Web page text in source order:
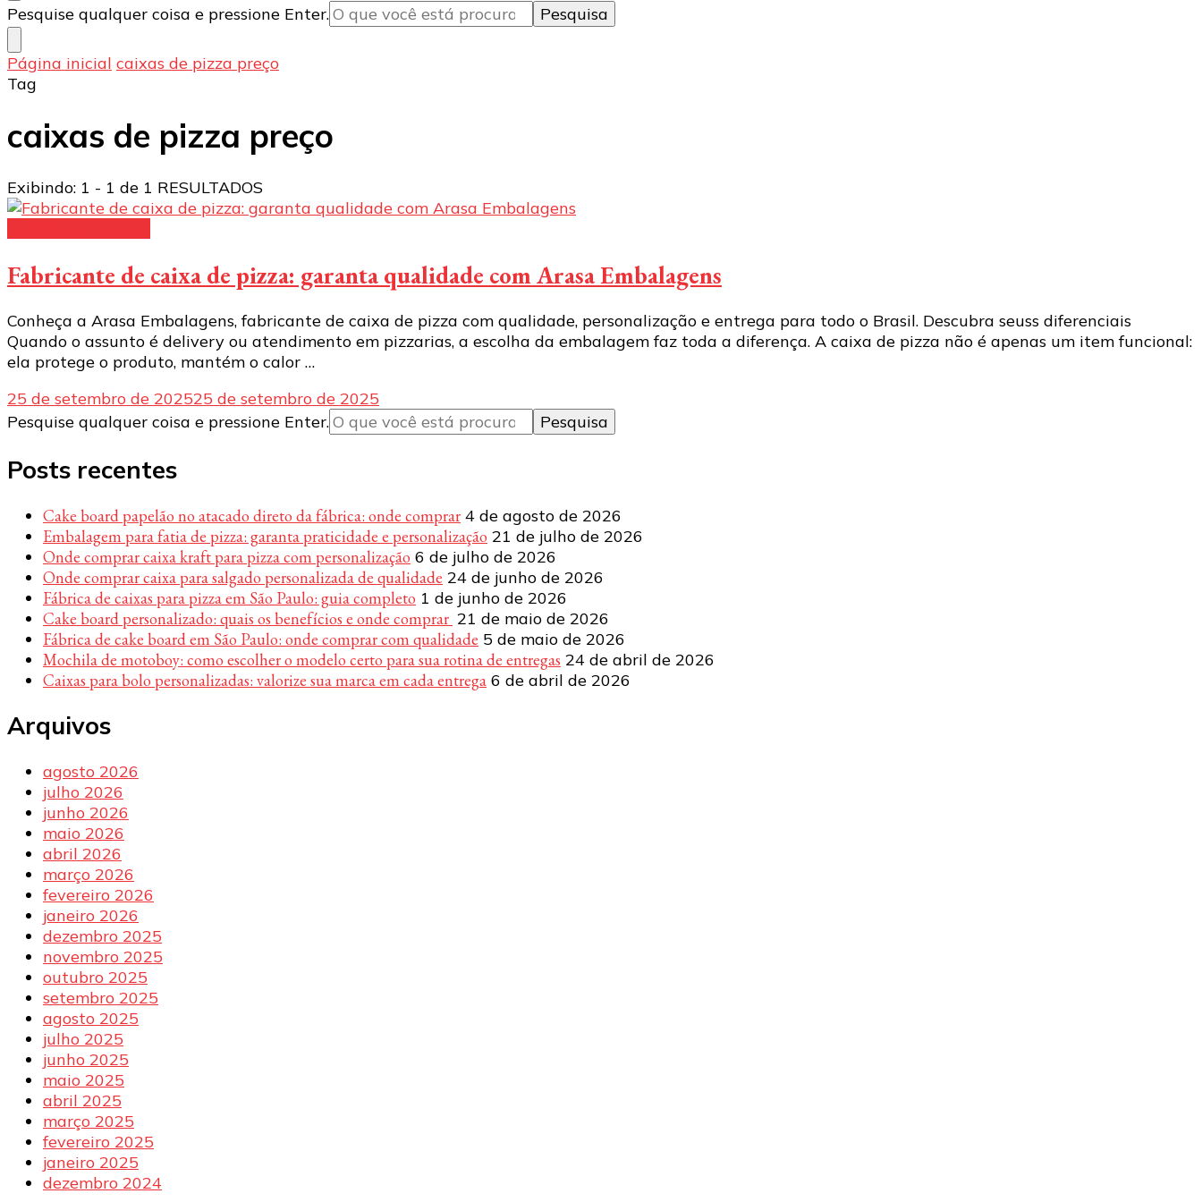
Procurando
algo?
Pesquise qualquer coisa e pressione Enter.
Página inicial caixas de pizza preço
Tag
caixas de pizza preço
Exibindo: 1 - 1 de 1 RESULTADOS
Fabricante de caixa de pizza: garanta qualidade com Arasa Embalagens
Conheça a Arasa Embalagens, fabricante de caixa de pizza com qualidade, personalização e entrega para todo o Brasil. Descubra seuss diferenciais
Quando o assunto é delivery ou atendimento em pizzarias, a escolha da embalagem faz toda a diferença. A caixa de pizza não é apenas um item funcional:
ela protege o produto, mantém o calor …
25 de setembro de 202525 de setembro de 2025
Procurando
Pesquise qualquer coisa e pressione Enter.
Posts recentes
Cake board papelão no atacado direto da fábrica: onde comprar 4 de agosto de 2026
Embalagem para fatia de pizza: garanta praticidade e personalização 21 de julho de 2026
Onde comprar caixa kraft para pizza com personalização 6 de julho de 2026
Onde comprar caixa para salgado personalizada de qualidade 24 de junho de 2026
Fábrica de caixas para pizza em São Paulo: guia completo 1 de junho de 2026
Cake board personalizado: quais os benefícios e onde comprar 21 de maio de 2026
Fábrica de cake board em São Paulo: onde comprar com qualidade 5 de maio de 2026
Mochila de motoboy: como escolher o modelo certo para sua rotina de entregas 24 de abril de 2026
Caixas para bolo personalizadas: valorize sua marca em cada entrega 6 de abril de 2026
Arquivos
agosto 2026
julho 2026
junho 2026
maio 2026
abril 2026
março 2026
fevereiro 2026
janeiro 2026
dezembro 2025
novembro 2025
outubro 2025
setembro 2025
agosto 2025
julho 2025
junho 2025
maio 2025
abril 2025
março 2025
fevereiro 2025
janeiro 2025
dezembro 2024